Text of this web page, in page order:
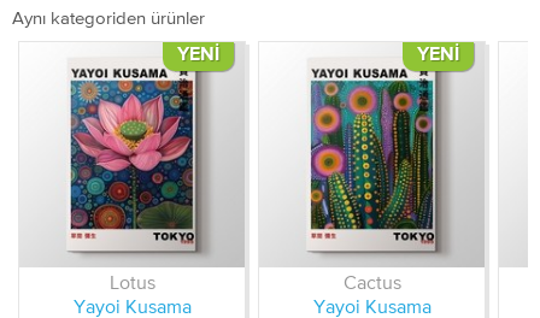
Aynı kategoriden ürünler
YENI
Lotus
Yayoi Kusama
YENI
Cactus
Yayoi Kusama